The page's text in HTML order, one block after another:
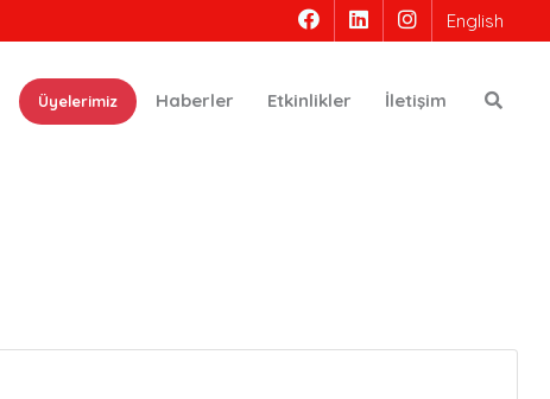
English
Üyelerimiz Haberler Etkinlikler İletişim